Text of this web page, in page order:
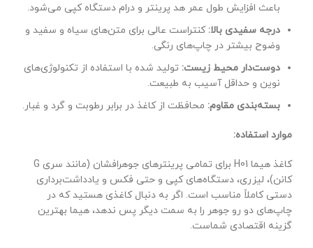
باعث افزایش طول عمر هد پرینتر و درام دستگاه کپی می‌شود.
درجه سفیدی بالا: کنتراست عالی برای متن‌های سیاه و سفید و
وضوح بیشتر در چاپ‌های رنگی.
دوست‌دار محیط زیست: تولید شده با استفاده از تکنولوژی‌های
نوین و حداقل آسیب به طبیعت.
بسته‌بندی مقاوم: محافظت از کاغذ در برابر رطوبت و گرد و غبار.
موارد استفاده:
کاغذ هیما H01 برای تمامی پرینترهای جوهرافشان (مانند سری G
کانن)، لیزری، دستگاه‌های کپی و حتی فکس و یادداشت‌برداری
دستی کاملاً مناسب است. اگر به دنبال کاغذی هستید که در
چاپ‌های دو رو جوهر را به سمت دیگر پس ندهد، هیما بهترین
گزینه اقتصادی شماست.